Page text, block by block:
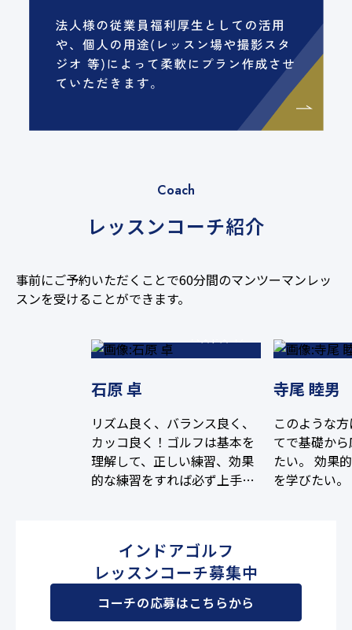
Coach
レッスンコーチ紹介
事前にご予約いただくことで60分間のマンツーマンレッ
スンを受けることができます。
ベストスコア
石原 卓
リズム良く、バランス良く、
カッコ良く！ゴルフは基本を
理解して、正しい練習、効果
的な練習をすれば必ず上手く
寺尾 睦男
このような
てで基礎か
たい。 効果
を学びたい
70台を目指
インドアゴルフ
レッスンコーチ募集中
コーチの応募はこちらから